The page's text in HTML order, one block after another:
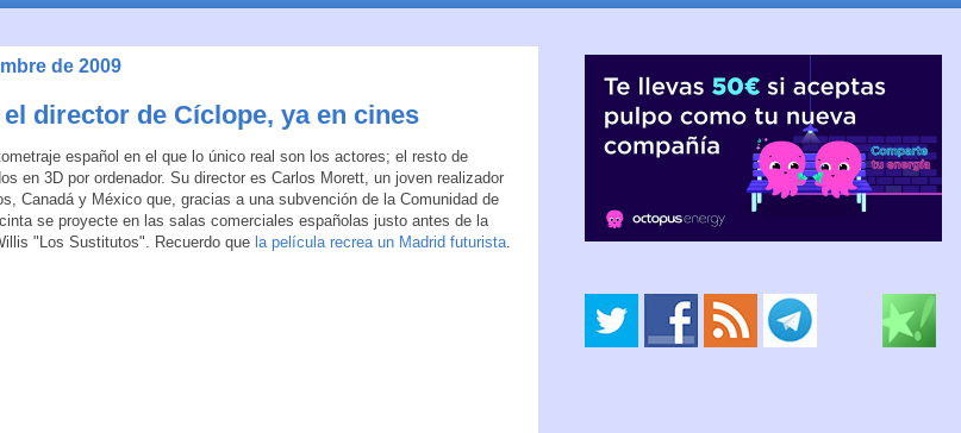
de 2009
director de Cíclope, ya en cines
español en el que lo único real son los actores; el resto de
en 3D por ordenador. Su director es Carlos Morett, un joven realizador
Canadá y México que, gracias a una subvención de la Comunidad de
se proyecte en las salas comerciales españolas justo antes de la
"Los Sustitutos". Recuerdo que la película recrea un Madrid futurista